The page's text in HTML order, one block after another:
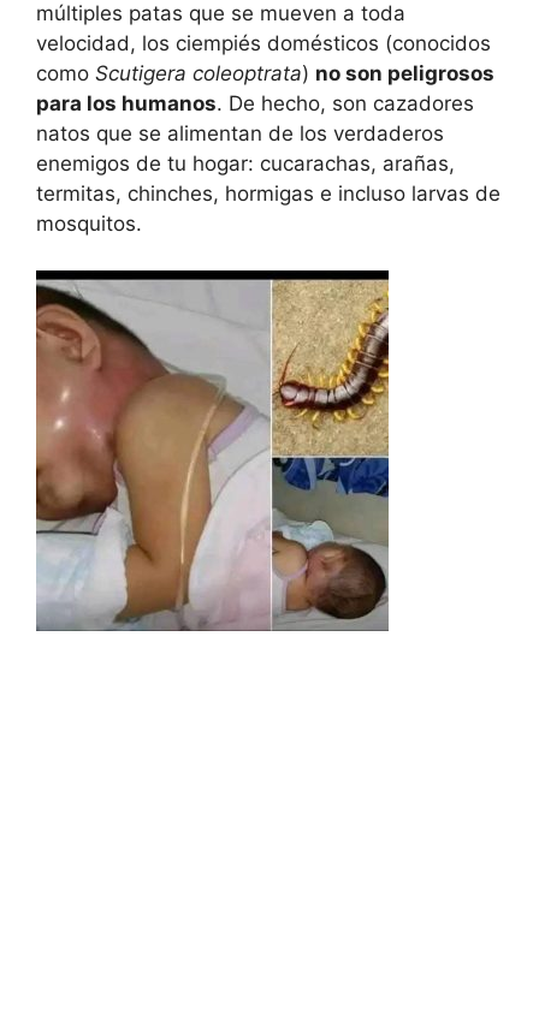
múltiples patas que se mueven a toda
velocidad, los ciempiés domésticos (conocidos
como Scutigera coleoptrata) no son peligrosos
para los humanos. De hecho, son cazadores
natos que se alimentan de los verdaderos
enemigos de tu hogar: cucarachas, arañas,
termitas, chinches, hormigas e incluso larvas de
mosquitos.